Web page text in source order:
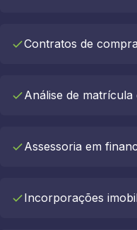
Contratos de
Análise de
Assessoria em
Incorporações